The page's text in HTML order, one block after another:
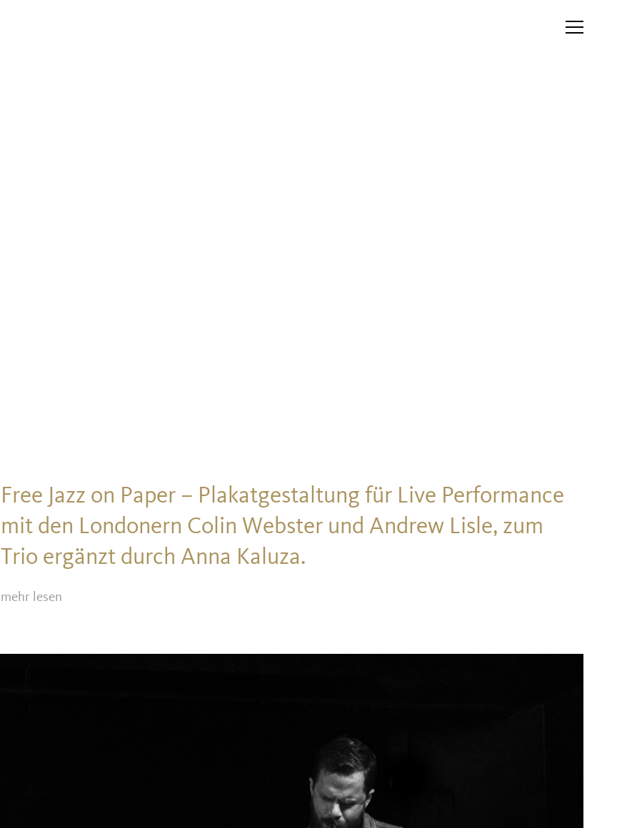
Free Jazz on Paper – Plakatgestaltung für Live Performance
mit den Londonern Colin Webster und Andrew Lisle, zum
Trio ergänzt durch Anna Kaluza.
mehr lesen